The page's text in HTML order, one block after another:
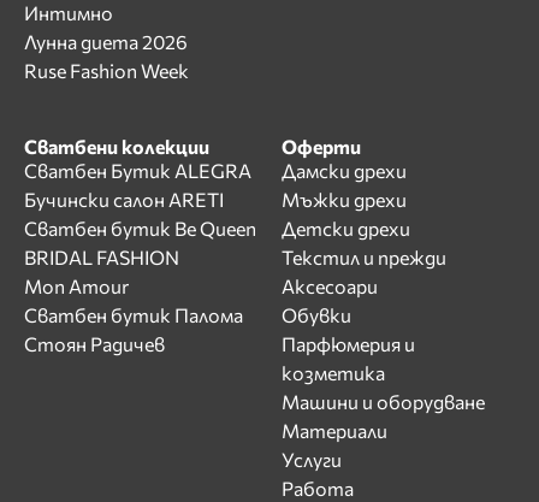
Интимно
Лунна диета 2026
Ruse Fashion Week
Сватбени колекции
Сватбен Бутик ALEGRA
Бучински салон ARETI
Сватбен бутик Be Queen
BRIDAL FASHION
Mon Amour
Сватбен бутик Палома
Стоян Радичев
Оферти
Дамски дрехи
Мъжки дрехи
Детски дрехи
Текстил и прежди
Аксесоари
Обувки
Парфюмерия и
козметика
Машини и оборудване
Материали
Услуги
Работа